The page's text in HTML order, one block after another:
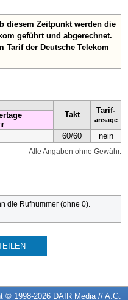
diesem Zeitpunkt werden die
geführt und abgerechnet.
Tarif der Deutsche Telekom
Takt
Tarif-
ansage
60/60 nein
Alle Angaben ohne Gewähr.
die Rufnummer (ohne 0).
© 1998-2026 DAIR Media // A.G.